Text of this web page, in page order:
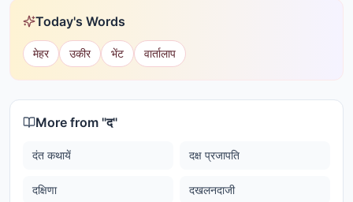
Today's Words
मेहर उकीर भेंट वार्तालाप
More from "द"
दंत कथायें दक्ष प्रजापति
दक्षिणा दखलनदाजी